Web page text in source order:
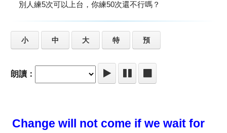
別人練5次可以上台，你練50次還不行嗎？
小 中 大 特 預
朗讀：
Change will not come if we wait for